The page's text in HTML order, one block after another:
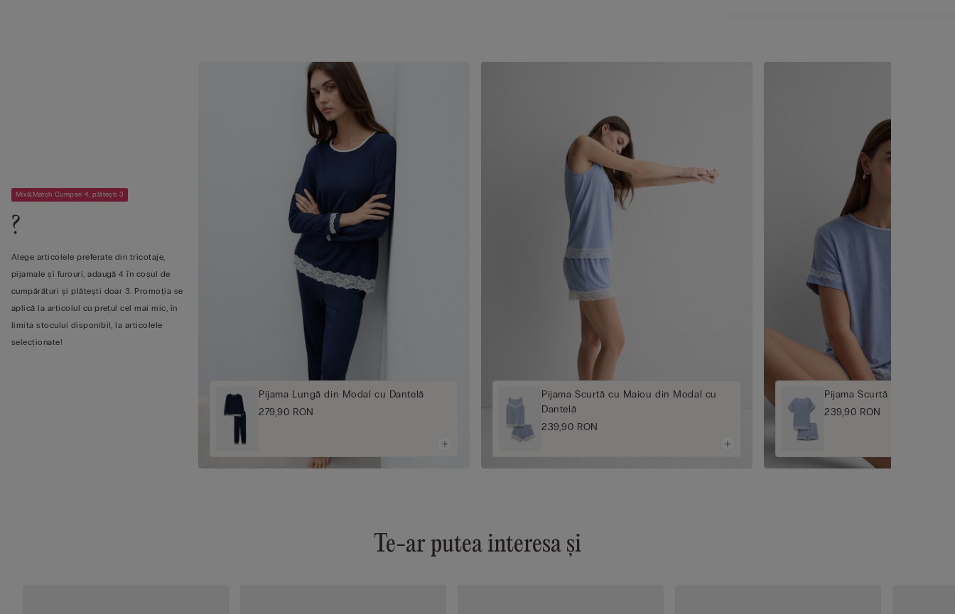
Mix&Match Cumperi 4, plătești 3
?
Alege articolele preferate din tricotaje,
pijamale și furouri, adaugă 4 în coșul de
cumpărături și plătești doar 3. Promoția se
aplică la articolul cu prețul cel mai mic, în
limita stocului disponibil, la articolele
selecționate!
Pijama Lungă din Modal cu Dantelă
279,90 RON
Pijama Scurtă cu Maiou din Modal cu
Dantelă
239,90 RON
Pijama Scurtă din Modal cu
239,90 RON
Te-ar putea interesa și